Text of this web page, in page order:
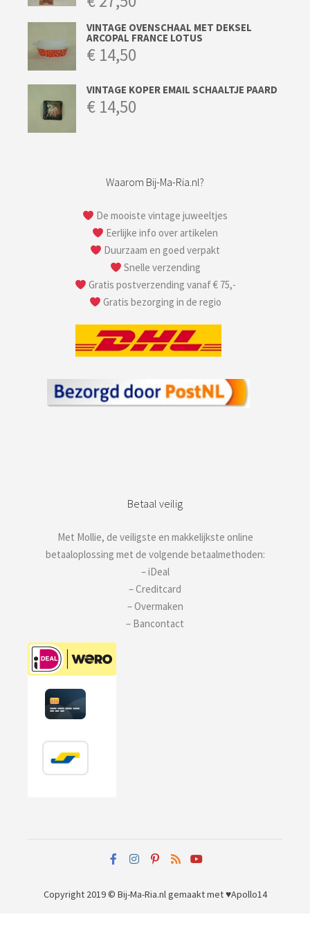
VINTAGE OVENSCHAAL MET DEKSEL
ARCOPAL FRANCE LOTUS
€ 14,50
VINTAGE KOPER EMAIL SCHAALTJE PAARD
€ 14,50
Waarom Bij-Ma-Ria.nl?
De mooiste vintage juweeltjes
Eerlijke info over artikelen
Duurzaam en goed verpakt
Snelle verzending
Gratis postverzending vanaf € 75,-
Gratis bezorging in de regio
Betaal veilig
Met Mollie, de veiligste en makkelijkste online
betaaloplossing met de volgende betaalmethoden:
– iDeal
– Creditcard
– Overmaken
– Bancontact
Copyright 2019 © Bij-Ma-Ria.nlgemaakt met ♥Apollo14